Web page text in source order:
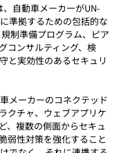
自動車メーカーがUN-
準拠するための包括的な
制準備プログラム、ピア
コンサルティング、検
と実効性のあるセキュリ
メーカーのコネクテッド
クチャ、ウェブアプリケ
、複数の側面からセキュ
弱性対策を強化すること